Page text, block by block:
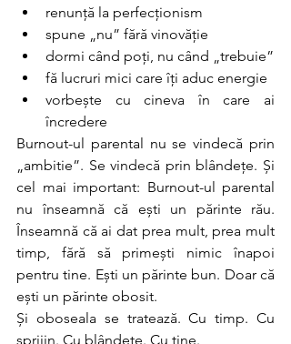
renunță la perfecționism
spune „nu” fără vinovăție
dormi când poți, nu când „trebuie”
fă lucruri mici care îți aduc energie
vorbește cu cineva în care ai
încredere
Burnout-ul parental nu se vindecă prin
„ambitie”. Se vindecă prin blândețe. Și
cel mai important: Burnout-ul parental
nu înseamnă că ești un părinte rău.
Înseamnă că ai dat prea mult, prea mult
timp, fără să primești nimic înapoi
pentru tine. Ești un părinte bun. Doar că
ești un părinte obosit.
Și oboseala se tratează. Cu timp. Cu
sprijin. Cu blândețe. Cu tine.